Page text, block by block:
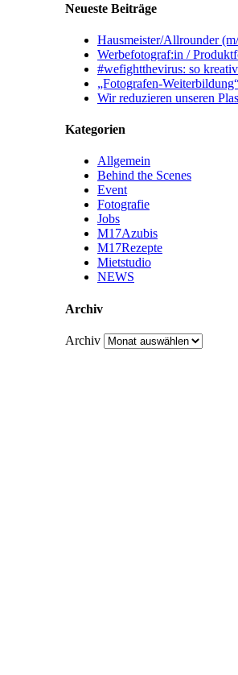
Neueste Beiträge
Hausmeister/Allrounder
Werbefotograf:in /
#wefightthevirus: so
„Fotografen-
Wir reduzieren unseren
Kategorien
Allgemein
Behind the Scenes
Event
Fotografie
Jobs
M17Azubis
M17Rezepte
Mietstudio
NEWS
Archiv
Archiv